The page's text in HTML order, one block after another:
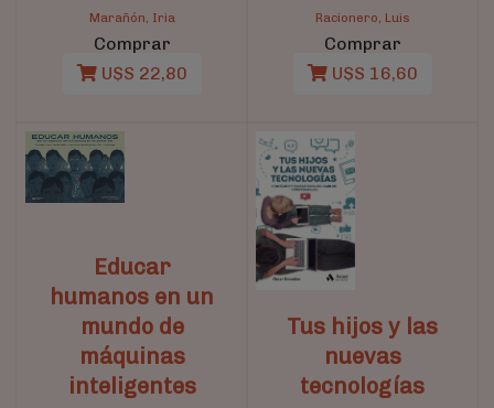
Marañón, Iria
Comprar
U$S 22,80
Racionero, Luis
Comprar
U$S 16,60
Educar
humanos en un
mundo de
máquinas
inteligentes
Tus hijos y las
nuevas
tecnologías